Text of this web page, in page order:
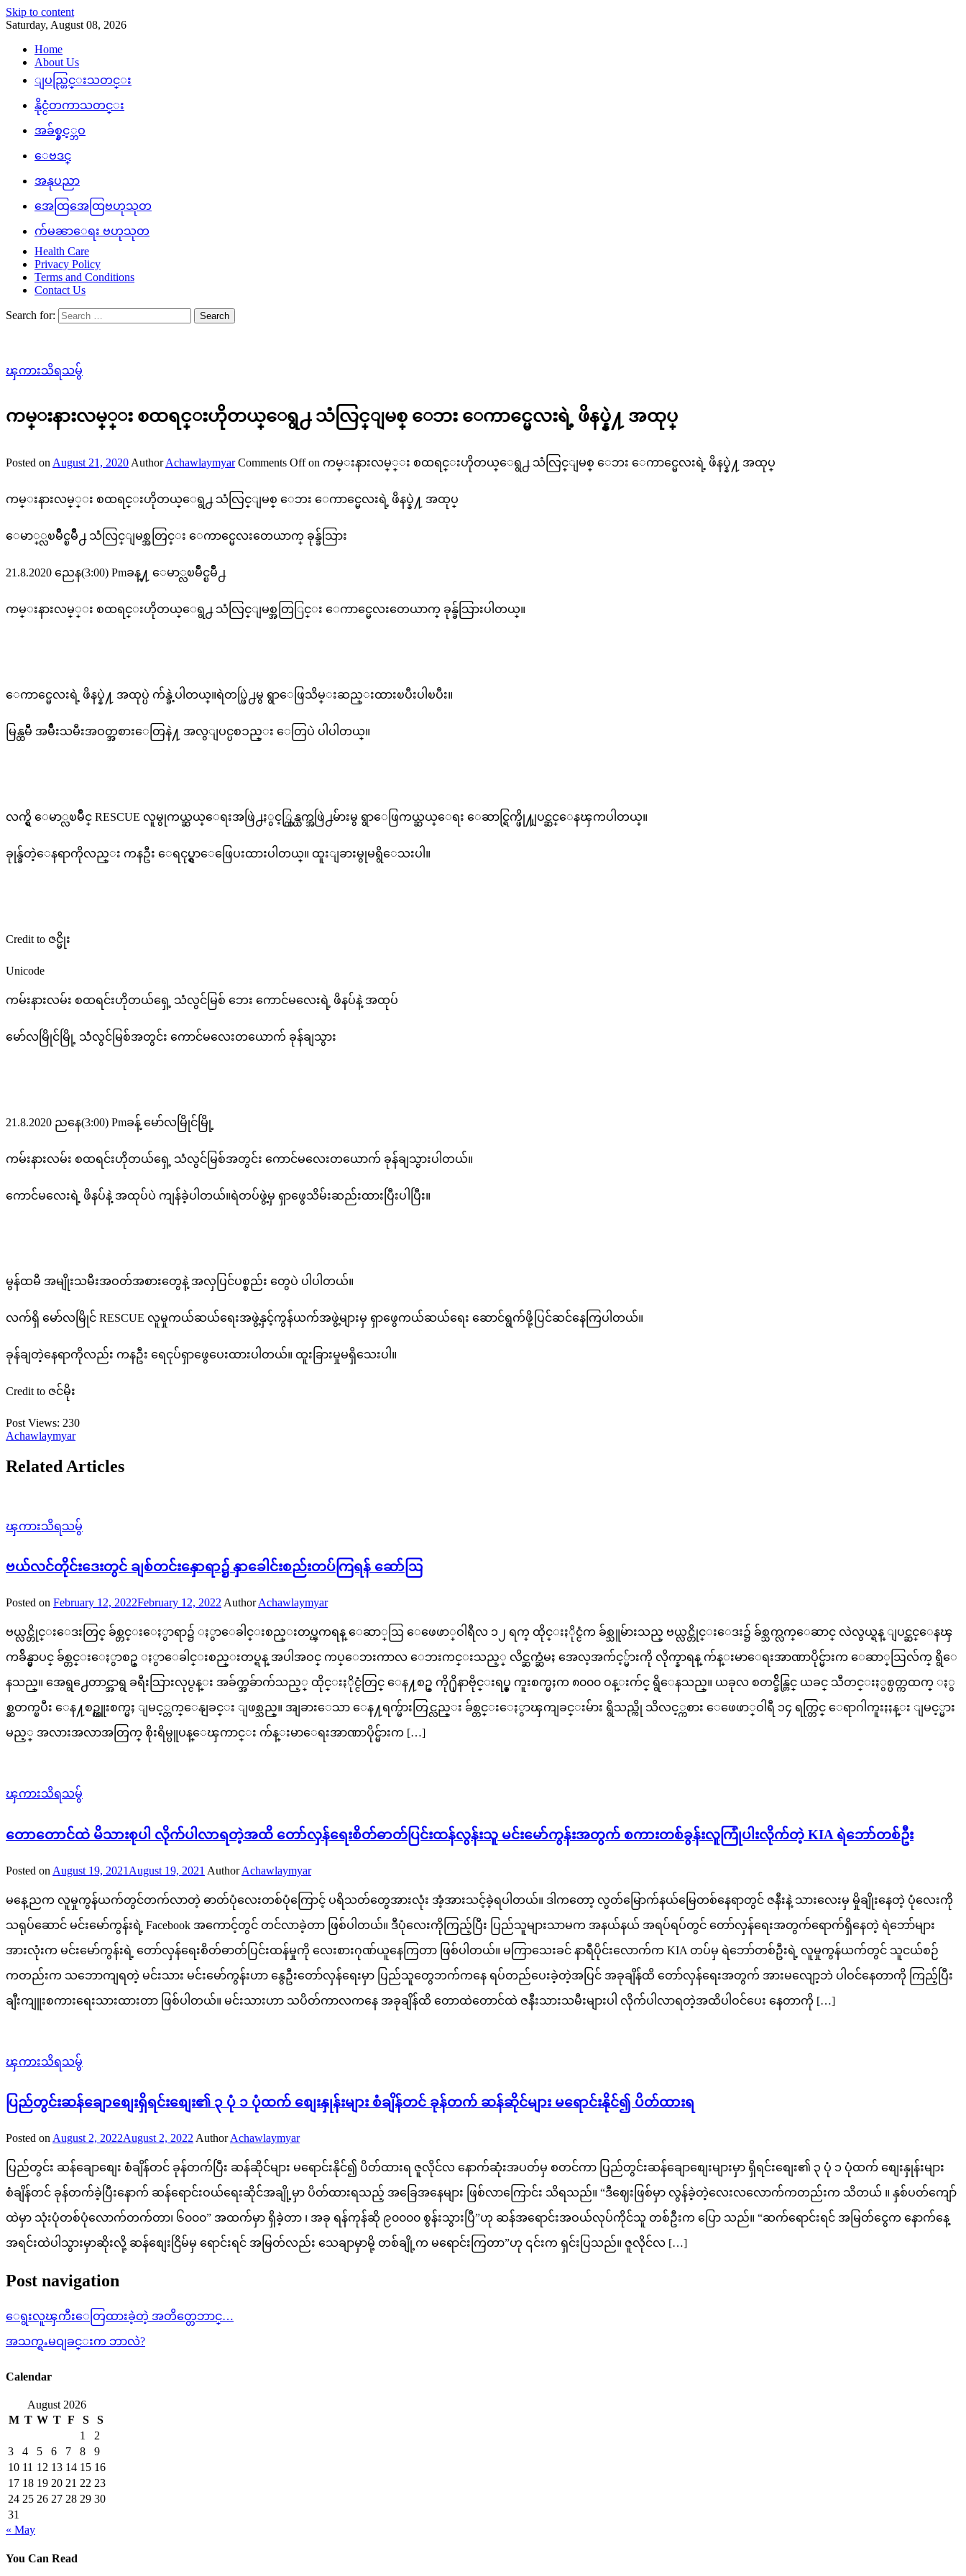
Skip to content
Saturday, August 08, 2026
Home
About Us
ျပည္တြင္းသတင္း
နိုင္ငံတကာသတင္း
အခ်စ္နွင့္ဘဝ
ေဗဒင္
အနုပညာ
အေထြအေထြဗဟုသုတ
က်မၼာေရး ဗဟုသုတ
Health Care
Privacy Policy
Terms and Conditions
Contact Us
Search for:
ၾကားသိရသမွ်
ကမ္းနားလမ္္း စထရင္းဟိုတယ္ေရွ႕ သံလြင္ျမစ္ ေဘး ေကာင္မေလးရဲ့ ဖိနပ္နဲ႔ အထုပ္
Posted on August 21, 2020 Author Achawlaymyar Comments Offon ကမ္းနားလမ္္း စထရင္းဟိုတယ္ေရွ႕ သံလြင္ျမစ္ ေဘး ေကာင္မေလးရဲ့ ဖိနပ္နဲ႔ အထုပ္
ကမ္းနားလမ္္း စထရင္းဟိုတယ္ေရွ႕ သံလြင္ျမစ္ ေဘး ေကာင္မေလးရဲ့ ဖိနပ္နဲ႔ အထုပ္
ေမာ္္လၿမိဳင္ၿမိဳ႕ သံံလြင္ျမစ္အတြင္း ေကာင္မေလးတေယာက္ ခုန္ခ်သြား
21.8.2020 ညေန(3:00) Pmခန္႔ ေမာ္လၿမိဳင္ၿမိဳ႕
ကမ္းနားလမ္္း စထရင္းဟိုတယ္ေရွ႕ သံလြင္ျမစ္အတြြင္း ေကာင္မေလးတေယာက္ ခုန္ခ်သြားပါတယ္။
ေကာင္မေလးရဲ့ ဖိနပ္နဲ႔ အထုပ္ပဲ က်န္ခဲ့ပါတယ္။ရဲတပ္ဖြဲ႕မွ ရွာေဖြသိမ္းဆည္းထားၿပီးပါၿပီး။
မြန္ထမီီ အမ်ိဳးသမီးအဝတ္အစားေတြနဲ႔ အလွျပင္ပစၥည္း ေတြပဲ ပါပါတယ္။
လက္ရွိ ေမာ္လၿမိဳင္ RESCUE လူမွုကယ္ဆယ္ေရးအဖြဲ႕ႏွင့္ကြန္ယက္အဖြဲ႕မ်ားမွ ရွာေဖြကယ္ဆယ္ေရး ေဆာင္ရြက္ဖို႔ျပင္ဆင္ေနၾကပါတယ္။
ခုုန္ခ်တဲ့ေနရာကိုလည္း ကနဦး ေရငုပ္ရွာေဖြေပးထားပါတယ္။ ထူးျခားမွုမရွိေသးပါ။
Credit to ဇင္မိုး
Unicode
ကမ်းနားလမ်း စထရင်းဟိုတယ်ရှေ့ သံလွင်မြစ် ဘေး ကောင်မလေးရဲ့ ဖိနပ်နဲ့ အထုပ်
မော်လမြိုင်မြို့ သံံလွင်မြစ်အတွင်း ကောင်မလေးတယောက် ခုန်ချသွား
21.8.2020 ညနေ(3:00) Pmခန့် မော်လမြိုင်မြို့
ကမ်းနားလမ်း စထရင်းဟိုတယ်ရှေ့ သံလွင်မြစ်အတွင်း ကောင်မလေးတယောက် ခုန်ချသွားပါတယ်။
ကောင်မလေးရဲ့ ဖိနပ်နဲ့ အထုပ်ပဲ ကျန်ခဲ့ပါတယ်။ရဲတပ်ဖွဲ့မှ ရှာဖွေသိမ်းဆည်းထားပြီးပါပြီး။
မွန်ထမီ အမျိုးသမီးအဝတ်အစားတွေနဲ့ အလှပြင်ပစ္စည်း တွေပဲ ပါပါတယ်။
လက်ရှိ မော်လမြိုင် RESCUE လူမှုကယ်ဆယ်ရေးအဖွဲ့နှင့်ကွန်ယက်အဖွဲ့များမှ ရှာဖွေကယ်ဆယ်ရေး ဆောင်ရွက်ဖို့ပြင်ဆင်နေကြပါတယ်။
ခုန်ချတဲ့နေရာကိုလည်း ကနဦး ရေငုပ်ရှာဖွေပေးထားပါတယ်။ ထူးခြားမှုမရှိသေးပါ။
Credit to ဇင်မိုး
Post Views: 230
Achawlaymyar
Related Articles
ၾကားသိရသမွ်
ဗယ်လင်တိုင်းဒေးတွင် ချစ်တင်းနှောရာ၌ နှာခေါင်းစည်းတပ်ကြရန် ဆော်ဩ
Posted on February 12, 2022February 12, 2022 Author Achawlaymyar
ဗယ္လင္တိုင္းေဒးတြင္ ခ်စ္တင္းေႏွာရာ၌ ႏွာေခါင္းစည္းတပ္ၾကရန္ ေဆာ္ဩ ေဖေဖာ္ဝါရီလ ၁၂ ရက္ ထိုင္းႏိုင္ငံက ခ်စ္သူမ်ားသည္ ဗယ္လင္တိုင္းေဒး၌ ခ်စ္သက္လက္ေဆာင္ လဲလွယ္ရန္ ျပင္ဆင္ေနၾ
ကခ်ိန္မွာပင္ ခ်စ္တင္းေႏွာစဥ္ ႏွာေခါင္းစည္းတပ္ရန္ အပါအဝင္ ကပ္ေဘးကာလ ေဘးကင္းသည့္ လိင္ဆက္ဆံမႈ အေလ့အက်င့္မ်ားကို လိုက္နာရန္ က်န္းမာေရးအာဏာပိုင္မ်ားက ေဆာ္ဩလ်က္ ရွိေ
နသည္။ အေရွ႕ေတာင္အာရွ ခရီးသြားလုပ္ငန္း အခ်က္အခ်ာက်သည့္ ထိုင္းႏိုင္ငံတြင္ ေန႔စဥ္ ကို႐ိုနာဗိုင္းရပ္စ္ ကူးစက္မႈက ၈၀၀၀ ဝန္းက်င္ ရွိေနသည္။ ယခုလ စတင္ခ်ိန္တြင္ ယခင္ သီတင္းႏွစ္ပတ္ကထက္ ႏွ
စ္ဆတက္ၿပီး ေန႔စဥ္ကူးစက္မႈ ျမင့္တက္ေနျခင္း ျဖစ္သည္။ အျခားေသာ ေန႔ရက္မ်ားတြင္လည္း ခ်စ္တင္းေႏွာၾကျခင္းမ်ား ရွိသည္ကို သိလင့္ကစား ေဖေဖာ္ဝါရီ ၁၄ ရက္တြင္ ေရာဂါကူးႏႈန္း ျမင့္မား
မည့္ အလားအလာအတြက္ စိုးရိမ္ပူပန္ေၾကာင္း က်န္းမာေရးအာဏာပိုင္မ်ားက […]
ၾကားသိရသမွ်
တောတောင်ထဲ မိသားစုပါ လိုက်ပါလာရတဲ့အထိ တော်လှန်ရေးစိတ်ဓာတ်ပြင်းထန်လွန်းသူ မင်းမော်ကွန်းအတွက် စကားတစ်ခွန်းလူကြုံပါးလိုက်တဲ့ KIA ရဲဘော်တစ်ဦး
Posted on August 19, 2021 August 19, 2021 Author Achawlaymyar
မနေ့ညက လူမှုကွန်ယက်တွင်တက်လာတဲ့ ဓာတ်ပုံလေးတစ်ပုံကြောင့် ပရိသတ်တွေအားလုံး အံ့အားသင့်ခဲ့ရပါတယ်။ ဒါကတော့ လွတ်မြောက်နယ်မြေတစ်နေရာတွင် ဇနီးနဲ့ သားလေးမှ မှိုချိုးနေတဲ့ ပုံလေးကို
သရုပ်ဆောင် မင်းမော်ကွန်းရဲ့ Facebook အကောင့်တွင် တင်လာခဲ့တာ ဖြစ်ပါတယ်။ ဒီပုံလေးကိုကြည့်ပြီး ပြည်သူများသာမက အနယ်နယ် အရပ်ရပ်တွင် တော်လှန်ရေးအတွက်ရောက်ရှိနေတဲ့ ရဲဘော်များ
အားလုံးက မင်းမော်ကွန်းရဲ့ တော်လှန်ရေးစိတ်ဓာတ်ပြင်းထန်မှုကို လေးစားဂုဏ်ယူနေကြတာ ဖြစ်ပါတယ်။ မကြာသေးခင် နာရီပိုင်းလောက်က KIA တပ်မှ ရဲဘော်တစ်ဦးရဲ့ လူမှုကွန်ယက်တွင် သူငယ်စဉ်
ကတည်းက သဘောကျရတဲ့ မင်းသား မင်းမော်ကွန်းဟာ နွေဦးတော်လှန်ရေးမှာ ပြည်သူတွေဘက်ကနေ ရပ်တည်ပေးခဲ့တဲ့အပြင် အခုချိန်ထိ တော်လှန်ရေးအတွက် အားမလျော့ဘဲ ပါဝင်နေတာကို ကြည့်ပြီး
ချီးကျူးစကားရေးသားထားတာ ဖြစ်ပါတယ်။ မင်းသားဟာ သပိတ်ကာလကနေ အခုချိန်ထိ တောထဲတောင်ထဲ ဇနီးသားသမီးများပါ လိုက်ပါလာရတဲ့အထိပါဝင်ပေး နေတာကို […]
ၾကားသိရသမွ်
ပြည်တွင်းဆန်ချောစျေးရှိရင်းစျေး၏ ၃ ပုံ ၁ ပုံထက် စျေးနှုန်းများ စံချိန်တင် ခုန်တက် ဆန်ဆိုင်များ မရောင်းနိုင်၍ ပိတ်ထားရ
Posted on August 2, 2022August 2, 2022 Author Achawlaymyar
ပြည်တွင်း ဆန်ချောစျေး စံချိန်တင် ခုန်တက်ပြီး ဆန်ဆိုင်များ မရောင်းနိုင်၍ ပိတ်ထားရ ဇူလိုင်လ နောက်ဆုံးအပတ်မှ စတင်ကာ ပြည်တွင်းဆန်ချောစျေးများမှာ ရှိရင်းစျေး၏ ၃ ပုံ ၁ ပုံထက် စျေးနှုန်းများ
စံချိန်တင် ခုန်တက်ခဲ့ပြီးနောက် ဆန်ရောင်းဝယ်ရေးဆိုင်အချို့မှာ ပိတ်ထားရသည့် အခြေအနေများ ဖြစ်လာကြောင်း သိရသည်။ “ဒီဈေးဖြစ်မှာ လွန်ခဲ့တဲ့လေးလလောက်ကတည်းက သိတယ် ။ နှစ်ပတ်ကျော်
ထဲမှာ သုံးပုံတစ်ပုံလောက်တက်တာ၊ ၆၀၀၀” အထက်မှာ ရှိခဲ့တာ ၊ အခု ရန်ကုန်ဆို ၉၀၀၀၀ စွန်းသွားပြီ”ဟု ဆန်အရောင်းအဝယ်လုပ်ကိုင်သူ တစ်ဦးက ပြော သည်။ “ဆက်ရောင်းရင် အမြတ်ငွေက နောက်နေ့
အရင်းထဲပါသွားမှာဆိုးလို့ ဆန်စျေးငြိမ်မှ ရောင်းရင် အမြတ်လည်း သေချာမှာမို့ တစ်ချို့က မရောင်းကြတာ”ဟု ၎င်းက ရှင်းပြသည်။ ဇူလိုင်လ […]
Post navigation
ေရွးလူၾကီးေတြထားခဲ့တဲ့ အတိတ္တေဘာင္…
အသက္ရႉမဝျခင္းက ဘာလဲ?
Calendar
August 2026
M T W T F S
S
1
2
3
4 5 6 7 8
9
10 11 12 13 14 15 16
17 18 19 20 21 22 23
24 25 26 27 28 29 30
31
« May
You Can Read